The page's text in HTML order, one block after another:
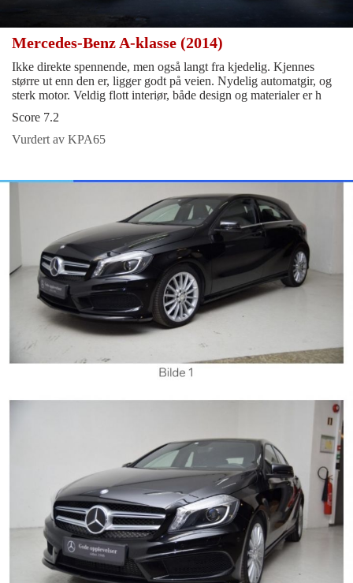
Mercedes-Benz A-klasse (2014)
Ikke direkte spennende, men også langt fra kjedelig. Kjennes
større ut enn den er, ligger godt på veien. Nydelig automatgir, og
sterk motor. Veldig flott interiør, både design og materialer er h
Score 7.2
Vurdert av KPA65